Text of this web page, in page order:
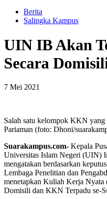
Berita
Salingka Kampus
UIN IB Akan
Secara
7 Mei 2021
Salah satu kelompok KKN yang
Pariaman (foto: Dhoni/
Suarakampus.com- Kepala
Universitas Islam Negeri (UIN)
mengatakan berdasarkan
Lembaga Penelitian dan
menetapkan Kuliah Kerja
Domisili dan KKN Terpadu se-